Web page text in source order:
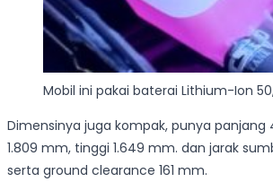
Mobil ini pakai baterai Lithium-Ion
Dimensinya juga kompak, punya panjang
1.809 mm, tinggi 1.649 mm. dan jarak
serta ground clearance 161 mm.